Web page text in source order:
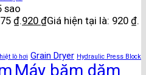
sao
₫.920 ₫Giá hiện tại là: 920 ₫.
lò hơi Grain Dryer Hydraulic Press Block
Máy băm dăm